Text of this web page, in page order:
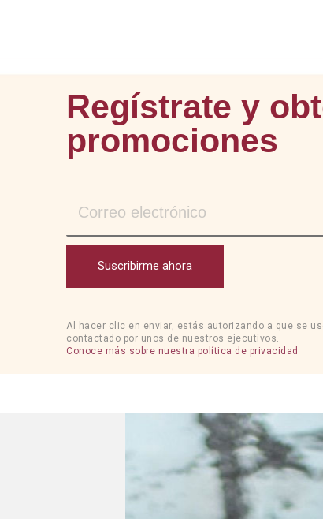
Regístrate y
promociones
Suscribirme ahora
Al hacer clic en enviar, estás autorizando a que se
contactado por unos de nuestros ejecutivos.
Conoce más sobre nuestra política de privacidad